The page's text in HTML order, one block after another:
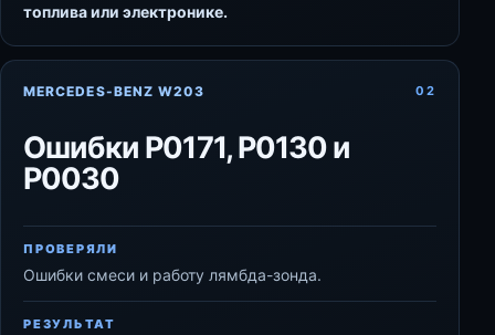
топлива или электронике.
MERCEDES-BENZ W203 02
Ошибки P0171, P0130 и
P0030
ПРОВЕРЯЛИ
Ошибки смеси и работу лямбда-зонда.
РЕЗУЛЬТАТ